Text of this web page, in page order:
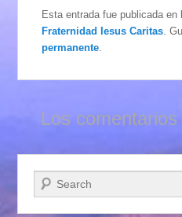
Esta entrada fue publicada en
Fraternidad Iesus Caritas .
permanente
Los
Buscar